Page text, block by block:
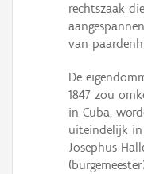
rechtszaak
van
De
1847 zou
in Cuba,
uiteindelijk in
Josephus